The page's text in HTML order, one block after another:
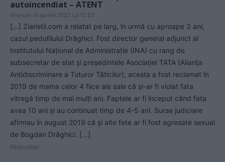
autoincendiat – ATENT
miercuri, 6 aprilie 2022 La 12.23
[…] Ziaristii.com a relatat pe larg, în urmă cu aproape 3 ani,
cazul pedofilului Drăghici. Fost director general adjunct al
Institutului Național de Administrație (INA) cu rang de
subsecretar de stat și președintele Asociației TATA (Alianța
Antidiscriminare a Tuturor Tăticilor), acesta a fost reclamat în
2019 de mama celor 4 fiice ale sale că și-ar fi violat fata
vitregă timp de mai mulți ani. Faptele ar fi început când fata
avea 10 ani și au continuat timp de 4-5 ani. Surse judiciare
afirmau în august 2019 că și alte fete ar fi fost agresate sexual
de Bogdan Drăghici. […]
Răspundeți